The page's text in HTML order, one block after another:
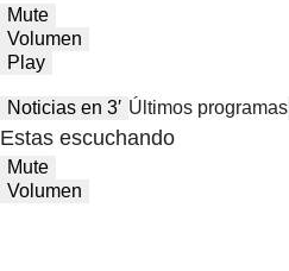
Mute
Volumen
Play
Noticias en 3′ Últimos programas
Estas escuchando
Mute
Volumen